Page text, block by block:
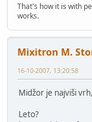
That's how it is with
works.
Mixitron M.
16-10-2007, 13:20:58
Midžor je najviši
Leto?